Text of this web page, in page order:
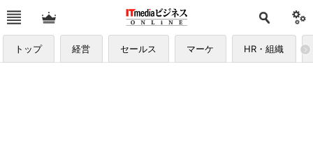
トップ 経営 セールス マーケ HR・組織